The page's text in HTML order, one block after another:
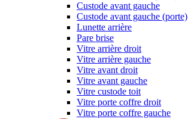
Custode avant gauche
Custode avant gauche (porte)
Lunette arrière
Pare brise
Vitre arrière droit
Vitre arrière gauche
Vitre avant droit
Vitre avant gauche
Vitre custode toit
Vitre porte coffre droit
Vitre porte coffre gauche